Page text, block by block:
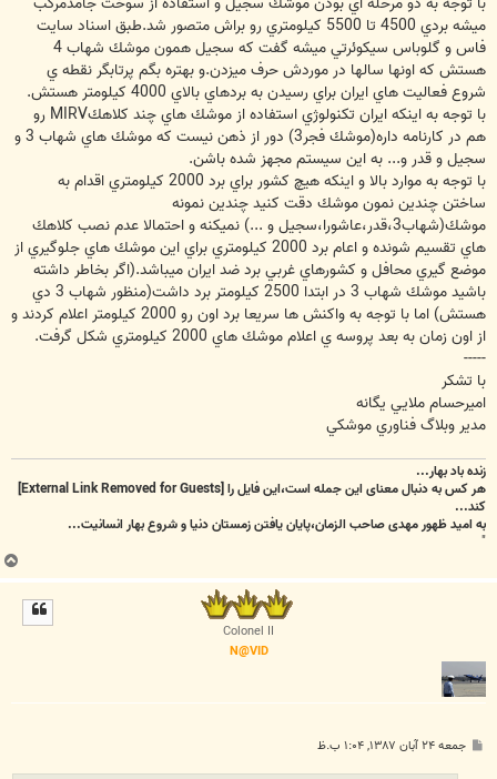
ميشه بردي 4500 تا 5500 كيلومتري رو براش متصور شد.طبق اسناد سايت
فاس و گلوباس سيكوئرتي ميشه گفت كه سجيل همون موشك شهاب 4
هستش كه اونها سالها در موردش حرف ميزدن.و بهتره بگم پرتابگر نقطه ي
شروع فعاليت هاي ايران براي رسيدن به بردهاي بالاي 4000 كيلومتر هستش.
با توجه به اينكه ايران تكنولوژي استفاده از موشك هاي چند كلاهكMIRV رو
هم در كارنامه داره(موشك فجر3) دور از ذهن نيست كه موشك هاي شهاب 3 و
سجيل و قدر و... به اين سيستم مجهز شده باشن.
با توجه به موارد بالا و اينكه هيچ كشور براي برد 2000 كيلومتري اقدام به
ساختن چندين نمون موشك دقت كنيد چندين نمونه
موشك(شهاب3،قدر،عاشورا،سجيل و ...) نميكنه و احتمالا عدم نصب كلاهك
هاي تقسيم شونده و اعام برد 2000 كيلومتري براي اين موشك هاي جلوگيري از
موضع گيري محافل و كشورهاي غربي برد ضد ايران ميباشد.(اگر بخاطر داشته
باشيد موشك شهاب 3 در ابتدا 2500 كيلومتر برد داشت(منظور شهاب 3 دي
هستش) اما با توجه به واكنش ها سريعا برد اون رو 2000 كيلومتر اعلام كردند و
از اون زمان به بعد پروسه ي اعلام موشك هاي 2000 كيلومتري شكل گرفت.
-----
با تشكر
اميرحسام ملايي يگانه
مدير وبلاگ فناوري موشكي
زنده باد بهار...
هر کس به دنبال معنای این جمله است،این فایل را[External Link Removed for Guests]
کند...
به امید ظهور مهدی صاحب الزمان،پایان یافتن زمستان دنیا و شروع بهار انسانیت...
ب
ا
Colonel II
N@VID
پ جمعه ۲۴ آبان ۱۳۸۷, ۱:۰۴ ب.ظ